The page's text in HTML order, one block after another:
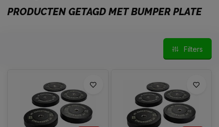
PRODUCTEN GETAGD MET BUMPER PLATE
Filters